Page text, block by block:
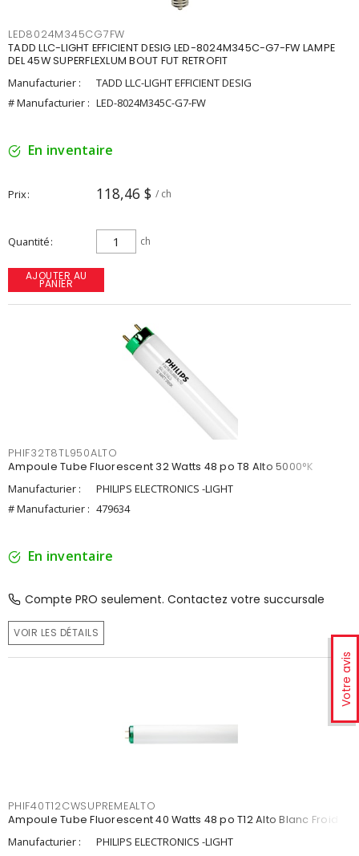
Votre avis
LED8024M345CG7FW
TADD LLC-LIGHT EFFICIENT DESIG LED-8024M345C-G7-FW LAMPE
DEL 45W SUPERFLEXLUM BOUT FUT RETROFIT
Manufacturier :
TADD LLC-LIGHT EFFICIENT DESIG
# Manufacturier : LED-8024M345C-G7-FW
En inventaire
Prix 118,46 $ / ch
Quantité ch
AJOUTER AU
PANIER
PHIF32T8TL950ALTO
Ampoule Tube Fluorescent 32 Watts 48 po T8 Alto 5000°K
Manufacturier :
PHILIPS ELECTRONICS -LIGHT
# Manufacturier : 479634
En inventaire
Compte PRO seulement. Contactez votre succursale
VOIR LES DÉTAILS
PHIF40T12CWSUPREMEALTO
Ampoule Tube Fluorescent 40 Watts 48 po T12 Alto Blanc Froid
Manufacturier :
PHILIPS ELECTRONICS -LIGHT